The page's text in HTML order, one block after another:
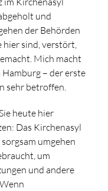
und
der Behörden
hier sind, verstört,
Mich macht
– der erste
sehr betroffen.
heute hier
Das Kirchenasyl
umgehen
um
und andere